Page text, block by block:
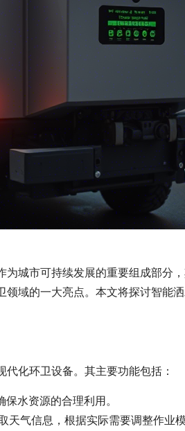
城市可持续发展的重要组成部分
域的一大亮点。本文将探讨智能
化环卫设备。其主要功能包括：
水资源的合理利用。
气信息，根据实际需要调整作业模